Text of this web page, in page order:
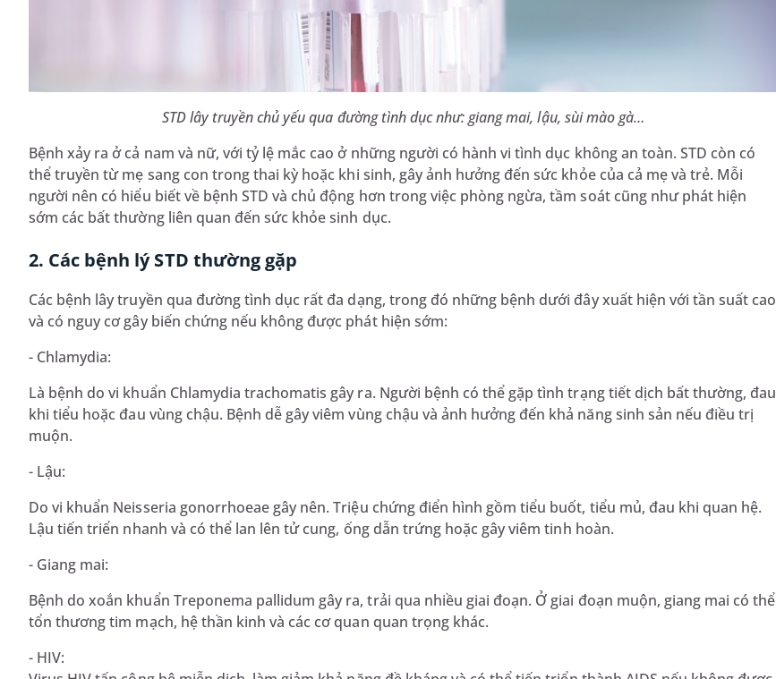
STD lây truyền chủ yếu qua đường tình dục như: giang mai, lậu, sùi mào gà…
Bệnh xảy ra ở cả nam và nữ, với tỷ lệ mắc cao ở những người có hành vi tình dục không an toàn. STD còn có
thể truyền từ mẹ sang con trong thai kỳ hoặc khi sinh, gây ảnh hưởng đến sức khỏe của cả mẹ và trẻ. Mỗi
người nên có hiểu biết về bệnh STD và chủ động hơn trong việc phòng ngừa, tầm soát cũng như phát hiện
sớm các bất thường liên quan đến sức khỏe sinh dục.
2. Các bệnh lý STD thường gặp
Các bệnh lây truyền qua đường tình dục rất đa dạng, trong đó những bệnh dưới đây xuất hiện với tần suất cao
và có nguy cơ gây biến chứng nếu không được phát hiện sớm:
- Chlamydia:
Là bệnh do vi khuẩn Chlamydia trachomatis gây ra. Người bệnh có thể gặp tình trạng tiết dịch bất thường, đau
khi tiểu hoặc đau vùng chậu. Bệnh dễ gây viêm vùng chậu và ảnh hưởng đến khả năng sinh sản nếu điều trị
muộn.
- Lậu:
Do vi khuẩn Neisseria gonorrhoeae gây nên. Triệu chứng điển hình gồm tiểu buốt, tiểu mủ, đau khi quan hệ.
Lậu tiến triển nhanh và có thể lan lên tử cung, ống dẫn trứng hoặc gây viêm tinh hoàn.
- Giang mai:
Bệnh do xoắn khuẩn Treponema pallidum gây ra, trải qua nhiều giai đoạn. Ở giai đoạn muộn, giang mai có thể
tổn thương tim mạch, hệ thần kinh và các cơ quan quan trọng khác.
- HIV: